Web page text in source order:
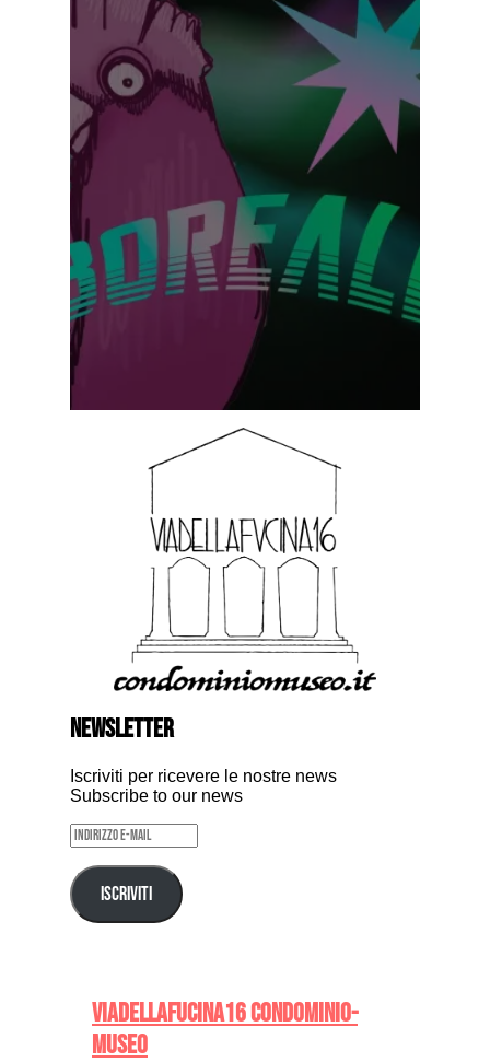
NEWSLETTER
Iscriviti per ricevere le nostre news
Subscribe to our news
Indirizzo
e-
mail
Iscriviti
viadellafucina16 condominio-
museo